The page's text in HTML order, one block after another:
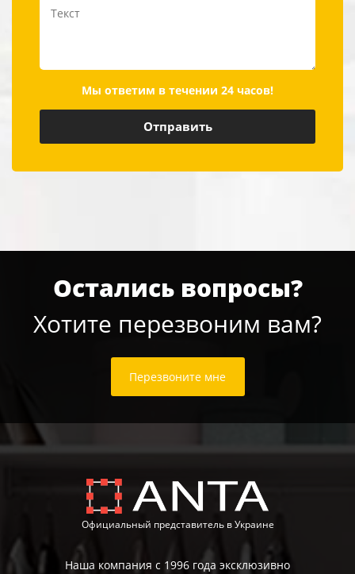
Мы ответим в течении 24 часов!
Остались вопросы?
Хотите перезвоним вам?
Перезвоните мне
Официальный представитель в Украине
Наша компания с 1996 года эксклюзивно